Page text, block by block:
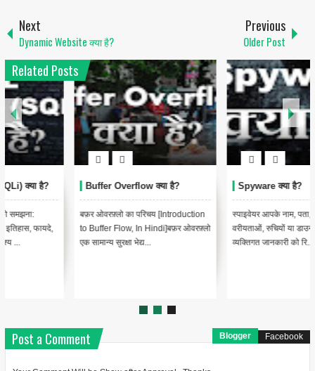
Next
Dynamic Website क्या है?
Previous
Older Post
Related Posts
Buffer Overflow क्या है?
बफ़र ओवरफ़्लो का परिचय [Introduction
to Buffer Flow, In Hindi]बफ़र ओवरफ़्लो
एक सामान्य सुरक्षा भेद्य...
Spyware क्या है?
स्पाइवेयर आपके नाम, पता, ब्राउज़िंग आदतों,
वरीयताओं, रुचियों या डाउनलोड जैसी
व्यक्तिगत जानकारी को रि...
Post a Comment Blogger Facebook